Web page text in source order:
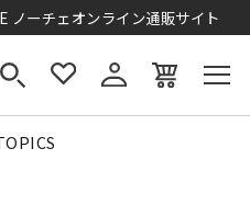
ノーチェオンライン通販サイト